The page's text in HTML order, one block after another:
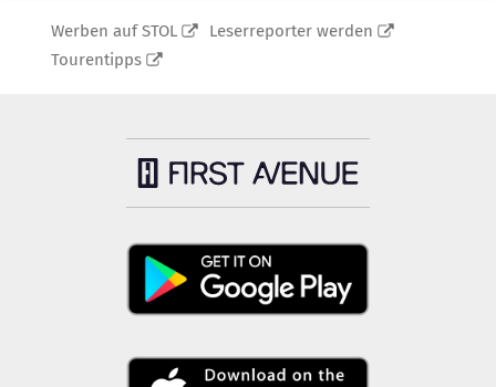
Werben auf STOL
Leserreporter werden
Tourentipps